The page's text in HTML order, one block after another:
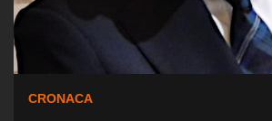
CRONACA